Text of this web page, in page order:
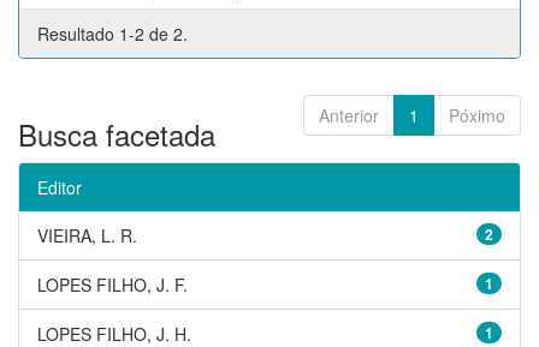
Resultado 1-2 de 2.
Anterior 1 Póximo
Busca facetada
Editor
2
VIEIRA, L. R.
1
LOPES FILHO, J. F.
1
LOPES FILHO, J. H.